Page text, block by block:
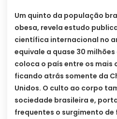
Um quinto da população
obesa, revela estudo
científica internacional no
equivale a quase 30
coloca o país entre os mais
ficando atrás somente da
Unidos. O culto ao corpo
sociedade brasileira e,
frequentes o surgimento